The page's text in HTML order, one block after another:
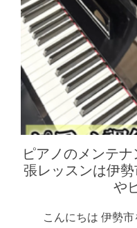
ピアノのメンテ
張レッスンは伊
や
こんにちは 伊勢